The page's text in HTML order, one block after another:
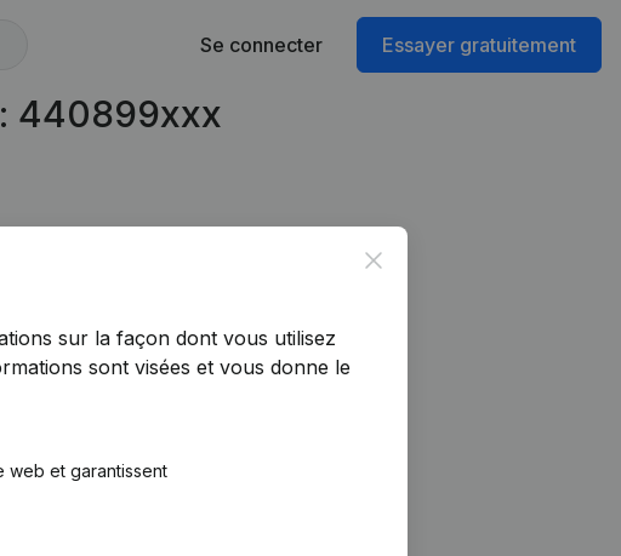
Se connecter Essayer gratuitement
440899xxx
Close
sur la façon dont vous utilisez
sont visées et vous donne le
web et garantissent